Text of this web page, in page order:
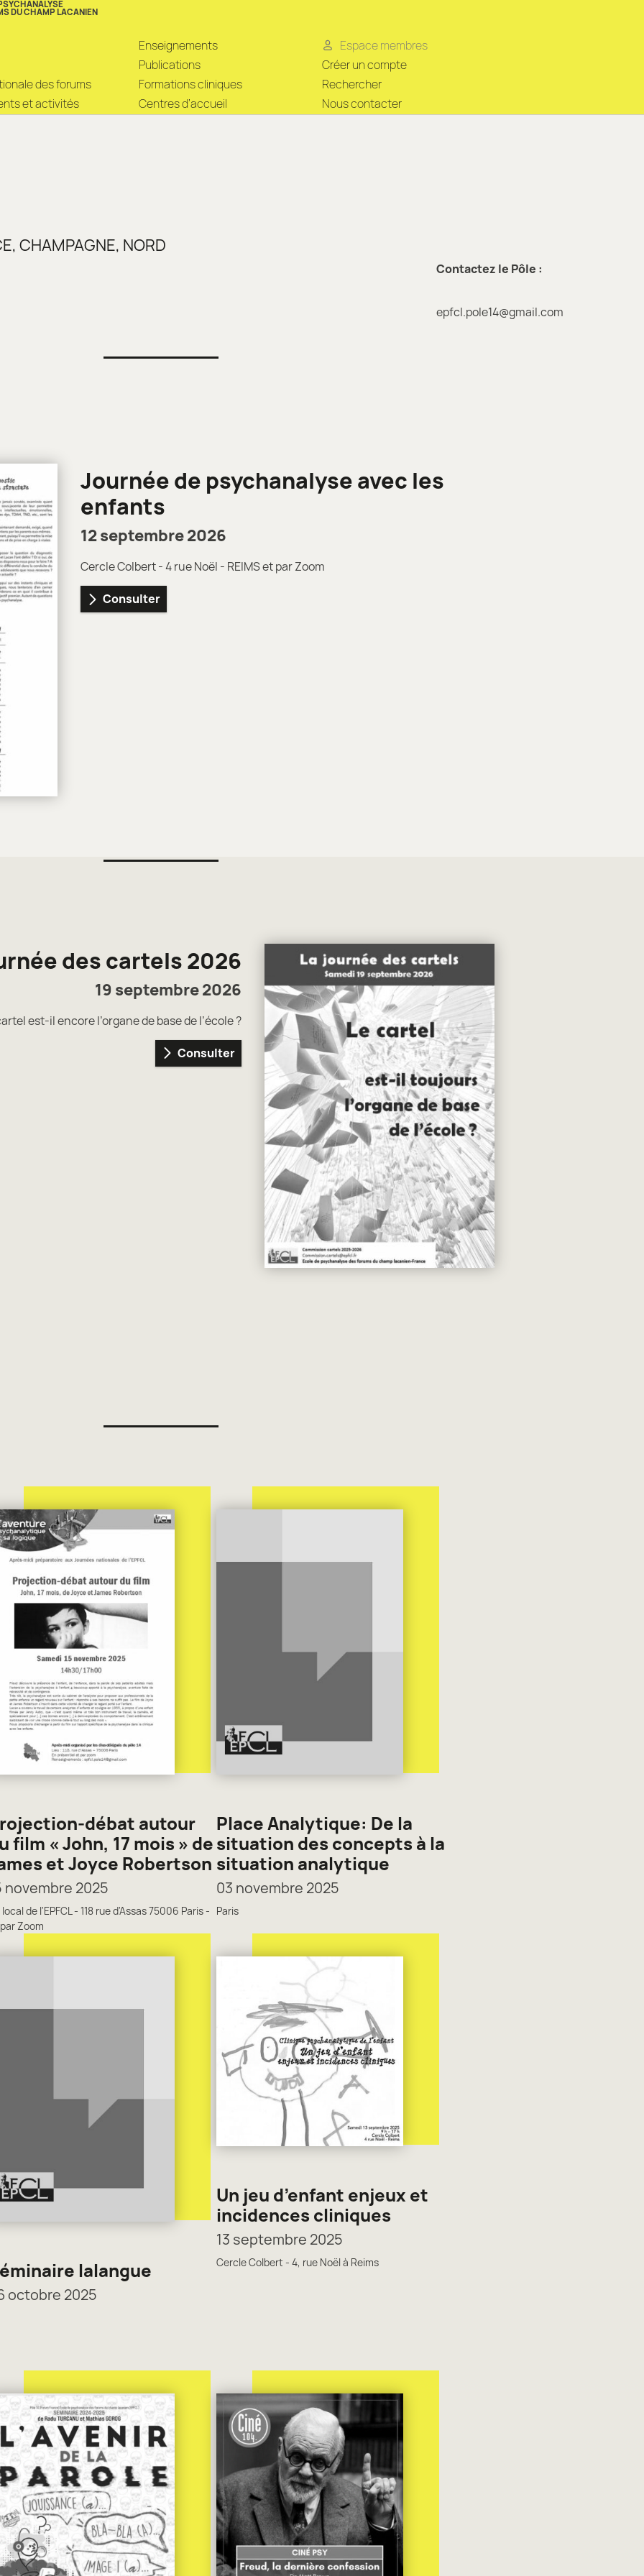
DU CHAMP LACANIEN
des forums
et activités
Enseignements
Publications
Formations cliniques
Centres d’accueil
Espace membres
Créer un compte
Rechercher
Nous contacter
CHAMPAGNE, NORD
Contactez le Pôle :
epfcl.pole14@gmail.com
Journée de psychanalyse avec les
enfants
12 septembre 2026
Cercle Colbert - 4 rue Noël - REIMS et par Zoom
Consulter
des cartels 2026
19 septembre 2026
est-il encore l’organe de base de l’école ?
Consulter
débat autour
film « John, 17 mois » de
et Joyce Robertson
novembre 2025
de l'EPFCL - 118 rue d'Assas 75006 Paris -
Zoom
Place Analytique: De la
situation des concepts à la
situation analytique
03 novembre 2025
Paris
lalangue
octobre 2025
Un jeu d’enfant enjeux et
incidences cliniques
13 septembre 2025
Cercle Colbert - 4, rue Noël à Reims